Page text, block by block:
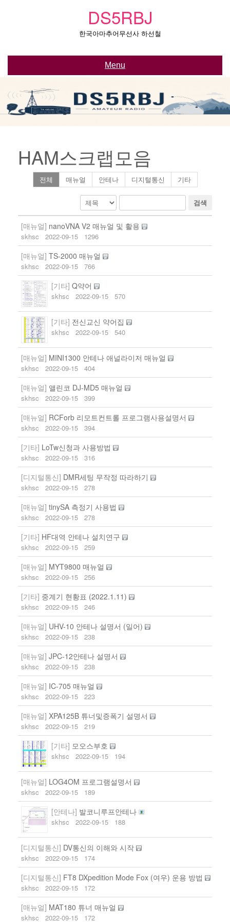
DS5RBJ
한국아마추어무선사 하선철
Menu
HAM스크랩모음
전체 매뉴얼 안테나 디지털통신 기타
검색
[매뉴얼] nanoVNA V2 매뉴얼 및 활용
skhsc 2022-09-15 1296
[매뉴얼] TS-2000 매뉴얼
skhsc 2022-09-15 766
[기타] Q약어
skhsc 2022-09-15 570
[기타] 전신교신 약어집
skhsc 2022-09-15 540
[매뉴얼] MINI1300 안테나 애널라이저 매뉴얼
skhsc 2022-09-15 404
[매뉴얼] 앨린코 DJ-MD5 매뉴얼
skhsc 2022-09-15 399
[매뉴얼] RCForb 리모트컨트롤 프로그램사용설명서
skhsc 2022-09-15 394
[기타] LoTw신청과 사용방법
skhsc 2022-09-15 316
[디지털통신] DMR세팅 무작정 따라하기
skhsc 2022-09-15 278
[매뉴얼] tinySA 측정기 사용법
skhsc 2022-09-15 278
[기타] HF대역 안테나 설치연구
skhsc 2022-09-15 259
[매뉴얼] MYT9800 매뉴얼
skhsc 2022-09-15 256
[기타] 중계기 현황표 (2022.1.11)
skhsc 2022-09-15 246
[매뉴얼] UHV-10 안테나 설명서 (일어)
skhsc 2022-09-15 238
[매뉴얼] JPC-12안테나 설명서
skhsc 2022-09-15 238
[매뉴얼] IC-705 매뉴얼
skhsc 2022-09-15 223
[매뉴얼] XPA125B 튜너및증폭기 설명서
skhsc 2022-09-15 219
[기타] 모오스부호
skhsc 2022-09-15 194
[매뉴얼] LOG4OM 프로그램설명서
skhsc 2022-09-15 189
[안테나] 발코니루프안테나
skhsc 2022-09-15 188
[디지털통신] DV통신의 이해와 시작
skhsc 2022-09-15 174
[디지털통신] FT8 DXpedition Mode Fox (여우) 운용 방법
skhsc 2022-09-15 172
[매뉴얼] MAT180 튜너 매뉴얼
skhsc 2022-09-15 172